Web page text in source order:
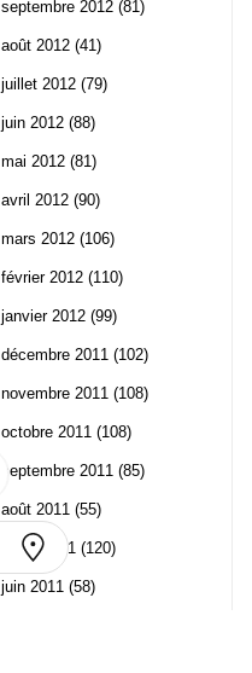
septembre 2012 (81)
août 2012 (41)
juillet 2012 (79)
juin 2012 (88)
mai 2012 (81)
avril 2012 (90)
mars 2012 (106)
février 2012 (110)
janvier 2012 (99)
décembre 2011 (102)
novembre 2011 (108)
octobre 2011 (108)
septembre 2011 (85)
août 2011 (55)
juillet 2011 (120)
juin 2011 (58)